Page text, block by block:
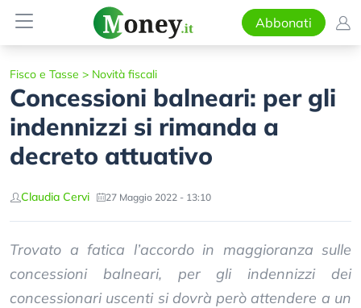
Abbonati
Fisco e Tasse > Novità fiscali
Concessioni balneari: per gli
indennizzi si rimanda a
decreto attuativo
Claudia Cervi 27 Maggio 2022 - 13:10
Trovato a fatica l’accordo in maggioranza sulle
concessioni balneari, per gli indennizzi dei
concessionari uscenti si dovrà però attendere a un